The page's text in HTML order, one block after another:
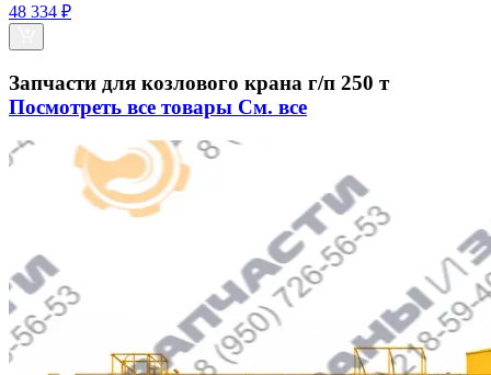
48 334 ₽
Запчасти для козлового крана г/п 250 т
Посмотреть все товары См. все